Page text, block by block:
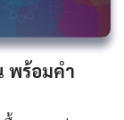
พร้อมคำ